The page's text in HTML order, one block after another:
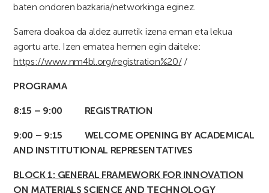
baten ondoren bazkaria/networkinga eginez.
Sarrera doakoa da aldez aurretik izena eman eta lekua
agortu arte. Izen ematea hemen egin daiteke:
https://www.nm4bl.org/registration%20//
PROGRAMA
8:15 – 9:00 REGISTRATION
9:00 – 9:15 WELCOME OPENING BY ACADEMICAL
AND INSTITUTIONAL REPRESENTATIVES
BLOCK 1: GENERAL FRAMEWORK FOR INNOVATION
ON MATERIALS SCIENCE AND TECHNOLOGY